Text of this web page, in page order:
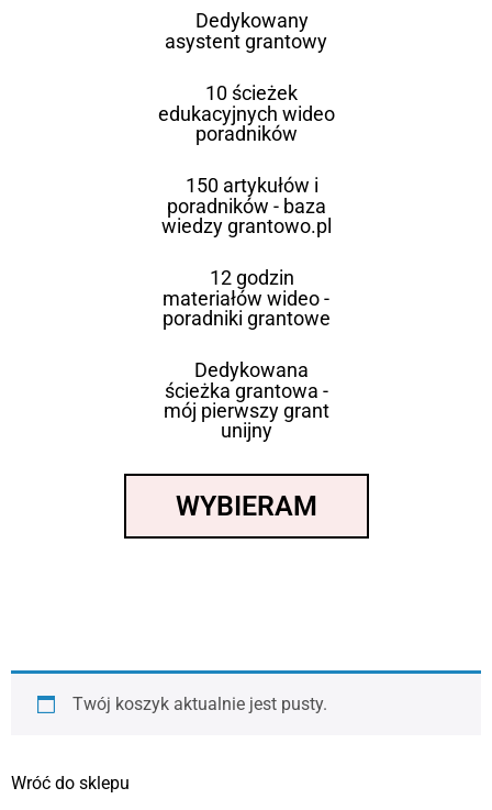
Dedykowany
asystent grantowy
10 ścieżek
edukacyjnych wideo
poradników
150 artykułów i
poradników - baza
wiedzy grantowo.pl
12 godzin
materiałów wideo -
poradniki grantowe
Dedykowana
ścieżka grantowa -
mój pierwszy grant
unijny
WYBIERAM
Twój koszyk aktualnie jest pusty.
Wróć do sklepu